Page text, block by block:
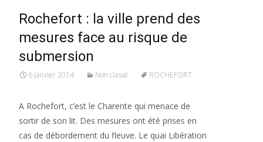
Rochefort : la ville prend des
mesures face au risque de
submersion
6 janvier 2014 Non classé ROCHEFORT
A Rochefort, c’est le Charente qui menace de
sortir de son lit. Des mesures ont été prises en
cas de débordement du fleuve. Le quai Libération